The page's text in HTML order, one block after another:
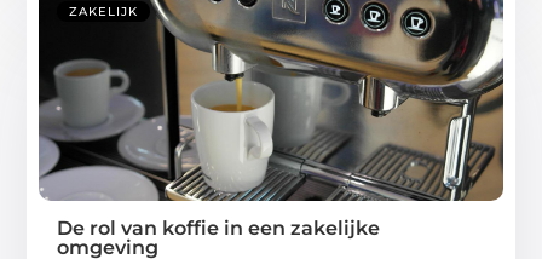
ZAKELIJK
De rol van koffie in een zakelijke
omgeving